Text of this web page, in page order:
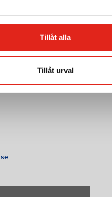
Tillåt alla
Tillåt urval
AB